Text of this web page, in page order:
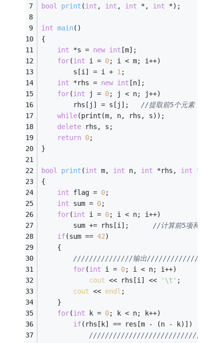
bool
print (int , int , int *, int *) ;
int main()
{
int *s = new int [m];
for(int i = 0; i < m; i++)
		s[i] = i +
1 ;
int *rhs = new int [n];
for(int j = 0; j < n; j++)
		rhs[j] = s[j];
//提取前5个元素
while(print(m, n, rhs, s));
delete rhs, s;
return 0;
}
bool print (int m, int n, int *rhs, int *res)
{
int flag = 0;
int sum = 0;
for(int i = 0; i < n; i++)
		sum += rhs[i];
//计算前5项和是否为
if(sum == 42)
	{
///////////////输出/////////////////
for(int i = 0; i < n; i++)
cout << rhs[i] << '\t' ;
cout << endl ;
	}
for(int k = 0; k < n; k++)
if(rhs[k] == res[m - (n - k)])